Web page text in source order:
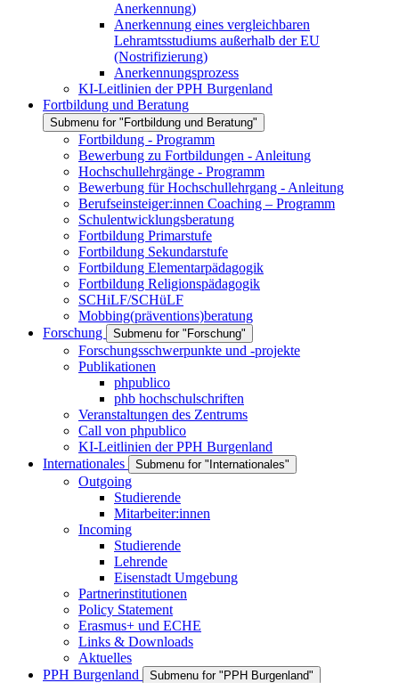
Anerkennung)
Anerkennung eines vergleichbaren
Lehramtsstudiums außerhalb der EU
(Nostrifizierung)
Anerkennungsprozess
KI-Leitlinien der PPH Burgenland
Fortbildung und Beratung
Submenu for "Fortbildung und Beratung"
Fortbildung - Programm
Bewerbung zu Fortbildungen - Anleitung
Hochschullehrgänge - Programm
Bewerbung für Hochschullehrgang - Anleitung
Berufseinsteiger:innen Coaching – Programm
Schulentwicklungsberatung
Fortbildung Primarstufe
Fortbildung Sekundarstufe
Fortbildung Elementarpädagogik
Fortbildung Religionspädagogik
SCHiLF/SCHüLF
Mobbing(präventions)beratung
Forschung
Submenu for "Forschung"
Forschungsschwerpunkte und -projekte
Publikationen
phpublico
phb hochschulschriften
Veranstaltungen des Zentrums
Call von phpublico
KI-Leitlinien der PPH Burgenland
Internationales
Submenu for "Internationales"
Outgoing
Studierende
Mitarbeiter:innen
Incoming
Studierende
Lehrende
Eisenstadt Umgebung
Partnerinstitutionen
Policy Statement
Erasmus+ und ECHE
Links & Downloads
Aktuelles
PPH Burgenland
Submenu for "PPH Burgenland"